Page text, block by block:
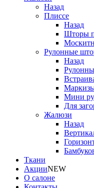
Назад
Плиссе
Назад
Шторы
Рулонные
Назад
Мини
Для
Жалюзи
Назад
Ткани
АкцииNEW
О салоне